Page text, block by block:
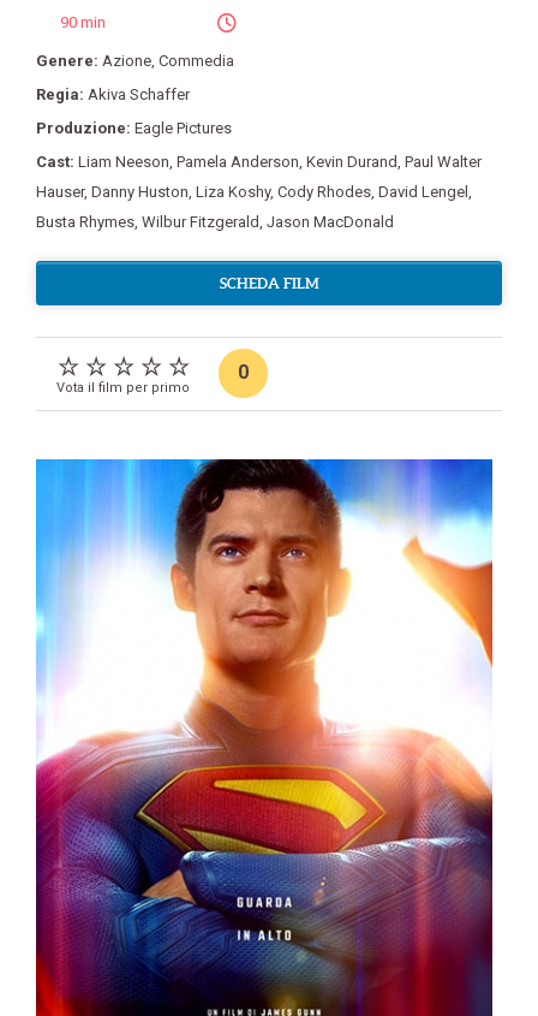
90 min
Genere: Azione, Commedia
Regia: Akiva Schaffer
Produzione: Eagle Pictures
Cast: Liam Neeson, Pamela Anderson, Kevin Durand, Paul Walter
Hauser, Danny Huston, Liza Koshy, Cody Rhodes, David Lengel ,
Busta Rhymes, Wilbur Fitzgerald, Jason MacDonald
SCHEDA FILM
Vota il film per primo
0